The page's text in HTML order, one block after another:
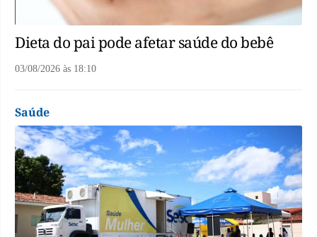
Dieta do pai pode afetar saúde do bebê
03/08/2026 às 18:10
Saúde